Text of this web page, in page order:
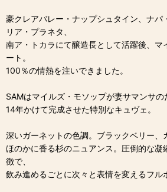
豪クレアバレー・ナップシュタイン、ナパ
リア・プラネタ、
南ア・トカラにて醸造長として活躍後、マ
ート。
100％の情熱を注いできました。
SAMはマイルズ・モソップが妻サマンサの
14年かけて完成させた特別なキュヴェ。
深いガーネットの色調。ブラックベリー、
ほのかに香る杉のニュアンス。圧倒的な凝
徴で、
飲み進めるごとに次々と表情を変えるフル